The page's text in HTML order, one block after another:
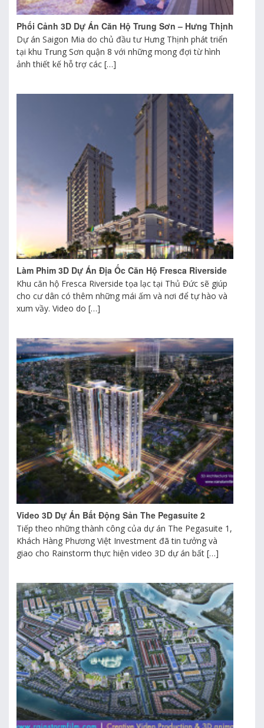
Phối Cảnh 3D Dự Án Căn Hộ Trung Sơn – Hưng Thịnh
Dự án Saigon Mia do chủ đầu tư Hưng Thịnh phát triển
tại khu Trung Sơn quận 8 với những mong đợi từ hình
ảnh thiết kế hỗ trợ các […]
Làm Phim 3D Dự Án Địa Ốc Căn Hộ Fresca Riverside
Khu căn hộ Fresca Riverside tọa lạc tại Thủ Đức sẽ giúp
cho cư dân có thêm những mái ấm và nơi để tự hào và
xum vầy. Video do […]
Video 3D Dự Án Bất Động Sản The Pegasuite 2
Tiếp theo những thành công của dự án The Pegasuite 1,
Khách Hàng Phương Việt Investment đã tin tưởng và
giao cho Rainstorm thực hiện video 3D dự án bất […]